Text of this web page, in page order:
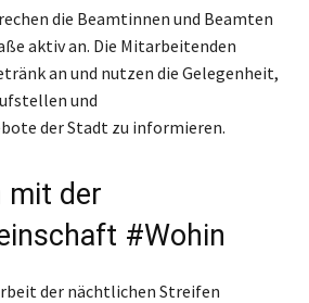
die Beamtinnen und Beamten
aktiv an. Die Mitarbeitenden
an und nutzen die Gelegenheit,
und
der Stadt zu informieren.
mit der
#Wohin
der nächtlichen Streifen